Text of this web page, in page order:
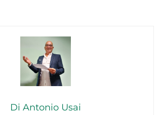
Di Antonio Usai